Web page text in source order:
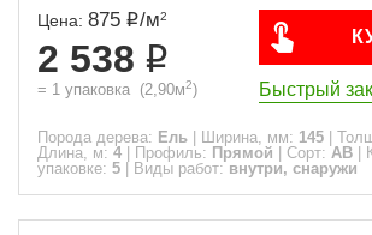
Цена: 875 /м2
2 538
= 1 упаковка (2,90м2) Быстрый
Порода дерева: Ель Ширина, мм: 145
Длина, м: 4 Профиль: Прямой Сорт: АВ
упаковке: 5 Виды работ: внутри, снаружи